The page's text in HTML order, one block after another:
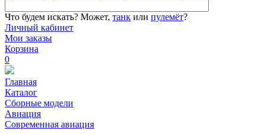
Что будем искать? Может, танк или пулемёт?
Личный кабинет
Мои заказы
Корзина
0
Главная
Каталог
Сборные модели
Авиация
Современная авиация